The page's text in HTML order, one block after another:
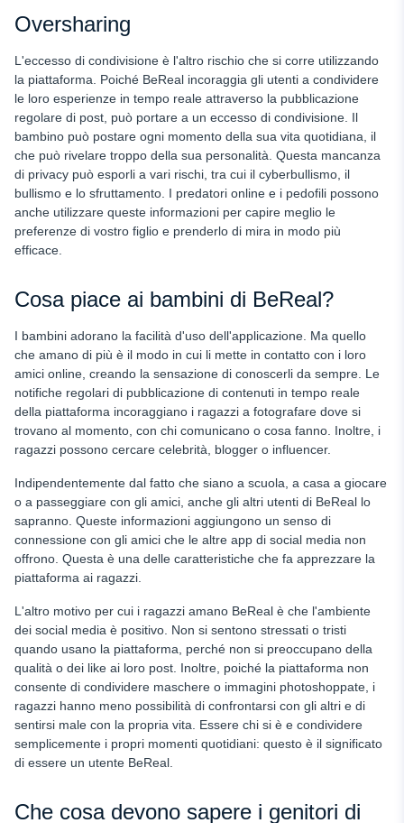
Oversharing
L'eccesso di condivisione è l'altro rischio che si corre utilizzando
la piattaforma. Poiché BeReal incoraggia gli utenti a condividere
le loro esperienze in tempo reale attraverso la pubblicazione
regolare di post, può portare a un eccesso di condivisione. Il
bambino può postare ogni momento della sua vita quotidiana, il
che può rivelare troppo della sua personalità. Questa mancanza
di privacy può esporli a vari rischi, tra cui il cyberbullismo, il
bullismo e lo sfruttamento. I predatori online e i pedofili possono
anche utilizzare queste informazioni per capire meglio le
preferenze di vostro figlio e prenderlo di mira in modo più
efficace.
Cosa piace ai bambini di BeReal?
I bambini adorano la facilità d'uso dell'applicazione. Ma quello
che amano di più è il modo in cui li mette in contatto con i loro
amici online, creando la sensazione di conoscerli da sempre. Le
notifiche regolari di pubblicazione di contenuti in tempo reale
della piattaforma incoraggiano i ragazzi a fotografare dove si
trovano al momento, con chi comunicano o cosa fanno. Inoltre, i
ragazzi possono cercare celebrità, blogger o influencer.
Indipendentemente dal fatto che siano a scuola, a casa a giocare
o a passeggiare con gli amici, anche gli altri utenti di BeReal lo
sapranno. Queste informazioni aggiungono un senso di
connessione con gli amici che le altre app di social media non
offrono. Questa è una delle caratteristiche che fa apprezzare la
piattaforma ai ragazzi.
L'altro motivo per cui i ragazzi amano BeReal è che l'ambiente
dei social media è positivo. Non si sentono stressati o tristi
quando usano la piattaforma, perché non si preoccupano della
qualità o dei like ai loro post. Inoltre, poiché la piattaforma non
consente di condividere maschere o immagini photoshoppate, i
ragazzi hanno meno possibilità di confrontarsi con gli altri e di
sentirsi male con la propria vita. Essere chi si è e condividere
semplicemente i propri momenti quotidiani: questo è il significato
di essere un utente BeReal.
Che cosa devono sapere i genitori di